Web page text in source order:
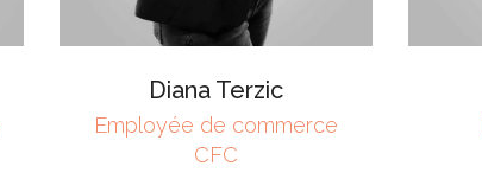
Diana Terzic
Employée de commerce
CFC